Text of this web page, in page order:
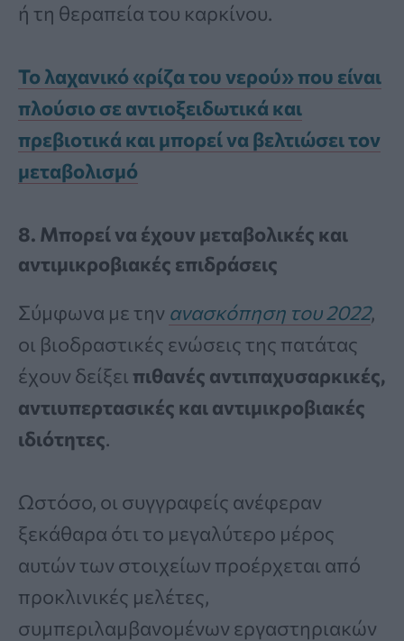
ή τη θεραπεία του καρκίνου.
Το λαχανικό «ρίζα του νερού» που είναι
πλούσιο σε αντιοξειδωτικά και
πρεβιοτικά και μπορεί να βελτιώσει τον
μεταβολισμό
8. Μπορεί να έχουν μεταβολικές και
αντιμικροβιακές επιδράσεις
Σύμφωνα με την ανασκόπηση του 2022,
οι βιοδραστικές ενώσεις της πατάτας
έχουν δείξει πιθανές αντιπαχυσαρκικές,
αντιυπερτασικές και αντιμικροβιακές
ιδιότητες.
Ωστόσο, οι συγγραφείς ανέφεραν
ξεκάθαρα ότι το μεγαλύτερο μέρος
αυτών των στοιχείων προέρχεται από
προκλινικές μελέτες,
συμπεριλαμβανομένων εργαστηριακών